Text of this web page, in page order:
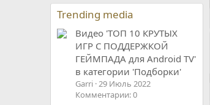
Trending media
Видео 'ТОП 10 КРУТЫХ
ИГР С ПОДДЕРЖКОЙ
ГЕЙМПАДА для Android TV'
в категории 'Подборки'
Garri 29 Июль 2022
Комментарии: 0